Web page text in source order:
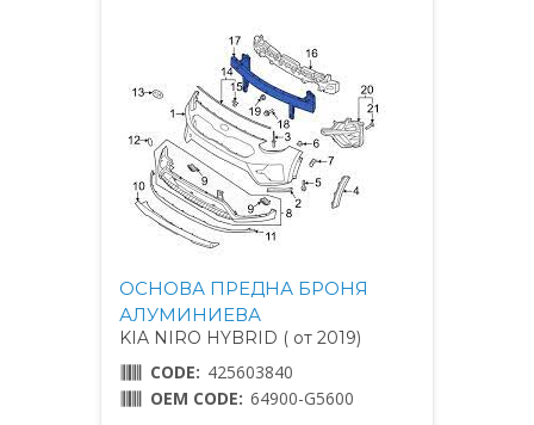
ОСНОВА ПРЕДНА БРОНЯ
АЛУМИНИЕВА
KIA NIRO HYBRID ( от 2019)
CODE: 425603840
OEM CODE: 64900-G5600